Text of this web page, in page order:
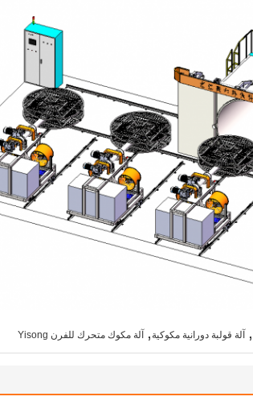
, آلة قولبة دورانية مكوكية , آلة مكوك متحرك للفرن Yisong